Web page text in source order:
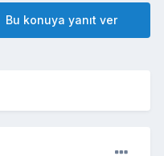
Bu konuya yanıt ver